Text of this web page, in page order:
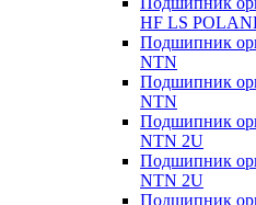
HF LS
Подшипник
NTN
Подшипник
NTN
Подшипник
NTN 2U
Подшипник
NTN 2U
Подшипник